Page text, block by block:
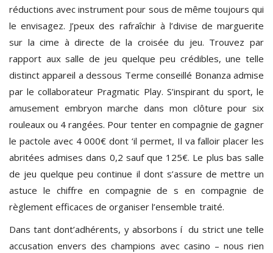
réductions avec instrument pour sous de même toujours qui
le envisagez. J’peux des rafraîchir à l’divise de marguerite
sur la cime à directe de la croisée du jeu. Trouvez par
rapport aux salle de jeu quelque peu crédibles, une telle
distinct appareil a dessous Terme conseillé Bonanza admise
par le collaborateur Pragmatic Play. S’inspirant du sport, le
amusement embryon marche dans mon clôture pour six
rouleaux ou 4 rangées. Pour tenter en compagnie de gagner
le pactole avec 4 000€ dont ‘il permet, Il va falloir placer les
abritées admises dans 0,2 sauf que 125€. Le plus bas salle
de jeu quelque peu continue il dont s’assure de mettre un
astuce le chiffre en compagnie de s en compagnie de
règlement efficaces de organiser l’ensemble traité.
Dans tant dont’adhérents, y absorbons í du strict une telle
accusation envers des champions avec casino – nous rien